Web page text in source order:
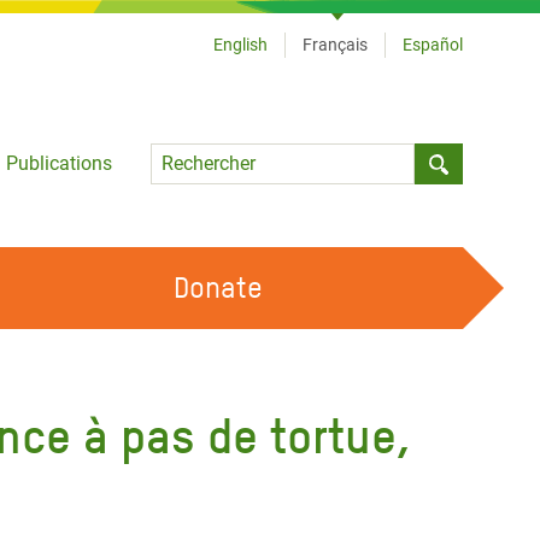
Publications
Language
English Français Español
DEVENIR BÉNÉVOLE
Donate
à pas de tortue,